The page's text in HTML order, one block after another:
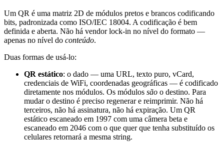
Um QR é uma matriz 2D de módulos pretos e brancos codificando
bits, padronizada como ISO/IEC 18004. A codificação é bem
definida e aberta. Não há vendor lock-in no nível do formato —
apenas no nível do conteúdo.
Duas formas de usá-lo:
QR estático: o dado — uma URL, texto puro, vCard,
credenciais de WiFi, coordenadas geográficas — é codificado
diretamente nos módulos. Os módulos são o destino. Para
mudar o destino é preciso regenerar e reimprimir. Não há
terceiros, não há assinatura, não há expiração. Um QR
estático escaneado em 1997 com uma câmera beta e
escaneado em 2046 com o que quer que tenha substituído os
celulares retornará a mesma string.